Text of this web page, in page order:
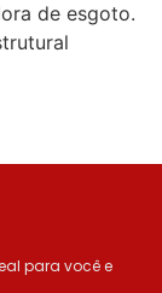
de esgoto.
para você e